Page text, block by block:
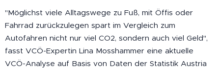
"Möglichst viele Alltagswege zu Fuß, mit Öffis oder
Fahrrad zurückzulegen spart im Vergleich zum
Autofahren nicht nur viel CO2, sondern auch viel Geld",
fasst VCÖ-Expertin Lina Mosshammer eine aktuelle
VCÖ-Analyse auf Basis von Daten der Statistik Austria